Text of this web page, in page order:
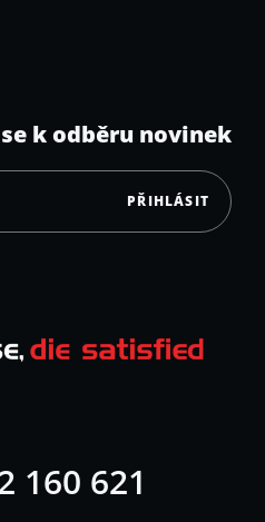
k odběru novinek
PŘIHLÁSIT
160 621